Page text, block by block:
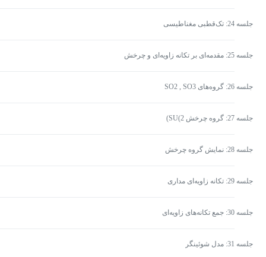
جلسه 24: تک‌قطبی مغناطیسی
جلسه 25: مقدمه‌ای بر تکانه زاویه‌ای و چرخش
جلسه 26: گروه‌های SO2 , SO3
جلسه 27: گروه چرخش SU(2)
جلسه 28: نمایش گروه چرخش
جلسه 29: تکانه زاویه‌ای مداری
جلسه 30: جمع تکانه‌های زاویه‌ای
جلسه 31: مدل شوئینگر